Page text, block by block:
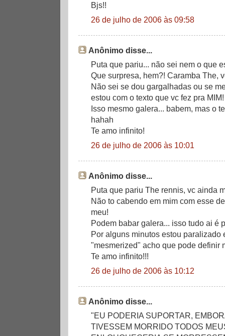
Bjs!!
26 de julho de 2006 às 09:58
Anônimo disse...
Puta que pariu... não sei nem o que
Que surpresa, hem?! Caramba The,
Não sei se dou gargalhadas ou se
estou com o texto que vc fez pra MIM!
Isso mesmo galera... babem, mas o
hahah
Te amo infinito!
26 de julho de 2006 às 10:01
Anônimo disse...
Puta que pariu The rennis, vc ainda
Não to cabendo em mim com esse
meu!
Podem babar galera... isso tudo ai é
Por alguns minutos estou paralizado
"mesmerized" acho que pode definir
Te amo infinito!!!
26 de julho de 2006 às 10:12
Anônimo disse...
"EU PODERIA SUPORTAR,
TIVESSEM MORRIDO TODOS